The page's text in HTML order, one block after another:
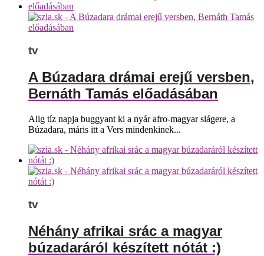
tv
A Búzadara drámai erejű versben,
Bernáth Tamás előadásában
Alig tíz napja buggyant ki a nyár afro-magyar slágere, a
Búzadara, máris itt a Vers mindenkinek...
tv
Néhány afrikai srác a magyar
búzadaráról készített nótát :)